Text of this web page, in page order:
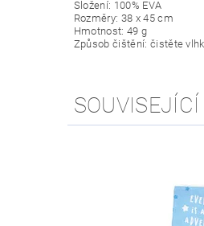
Složení: 100% EVA
Rozměry: 38 x 45 cm
Hmotnost: 49 g
Způsob čištění: čistěte